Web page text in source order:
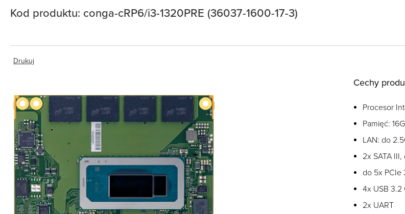
Kod produktu: conga-cRP6/i3-1320PRE (36037-1600-17-3)
Drukuj
Cechy
Procesor
Pamięć:
LAN: do
2x SATA
do 5x PCIe
4x USB 3.2
2x UART